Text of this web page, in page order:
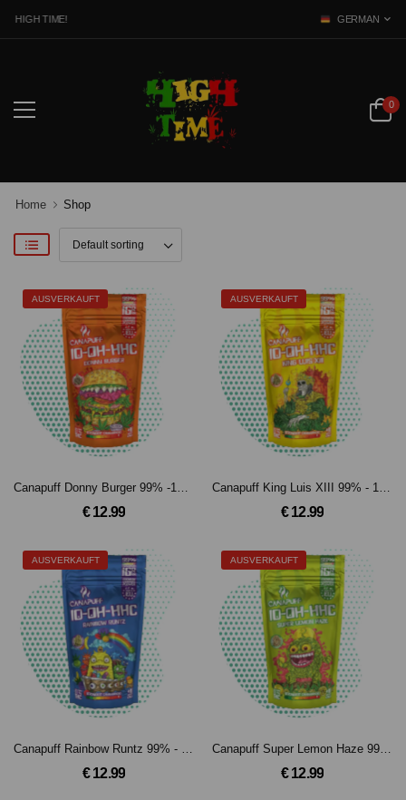
HIGH TIME! GERMAN
0
Home Shop
AUSVERKAUFT
€ 12.99
AUSVERKAUFT
€ 12.99
AUSVERKAUFT
€ 12.99
AUSVERKAUFT
€ 12.99